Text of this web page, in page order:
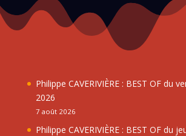
Philippe CAVERIVIÈRE : BEST OF du
2026
7 août 2026
Philippe CAVERIVIÈRE : BEST OF du